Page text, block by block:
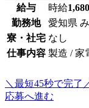
給与 時給1,680
勤務地
愛知県
寮・社宅 なし
仕事内容 製造 / 家
＼最短45秒で完了
応募へ進む